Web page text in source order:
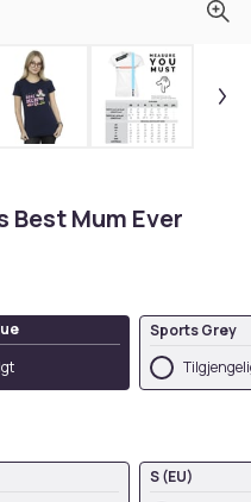
Best Mum Ever
Sports Grey
S (EU)